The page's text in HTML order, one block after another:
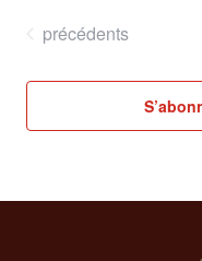
Évènements
précédents